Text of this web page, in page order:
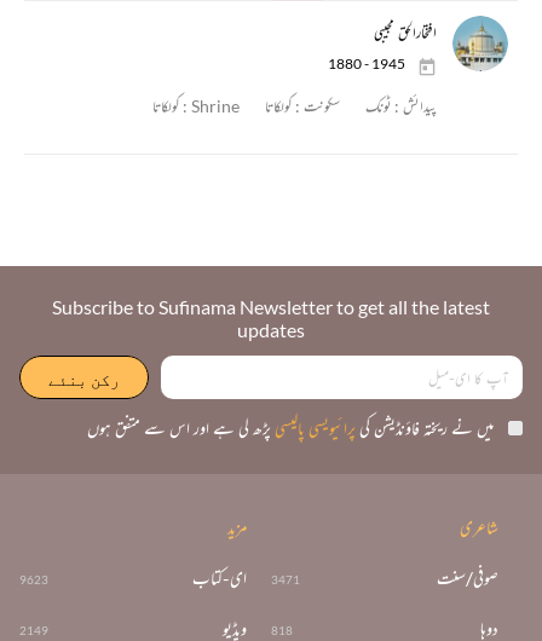
افتخارالحق مجیبی
1880 - 1945
پیدائش : ٹونک سکونت : کولکاتا Shrine : کولکاتا
Subscribe to Sufinama Newsletter to get all the latest
updates
میں نے ریختہ فاؤنڈیشن کی پرائیویسی پالیسی پڑھ لی ہے اور اس سے متفق ہوں
شاعری
صوفی/سنت 3471
دوہا 818
مزید
ای-کتاب 9623
ویڈیو 2149